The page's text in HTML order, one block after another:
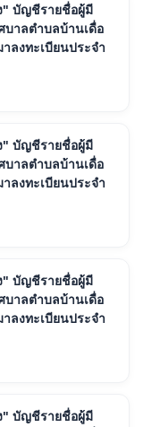
" บัญชีรายชื่อผู้มี
บาลตำบลบ้านเดื่อ
ลงทะเบียนประจำ
" บัญชีรายชื่อผู้มี
บาลตำบลบ้านเดื่อ
ลงทะเบียนประจำ
" บัญชีรายชื่อผู้มี
บาลตำบลบ้านเดื่อ
ลงทะเบียนประจำ
" บัญชีรายชื่อผู้มี